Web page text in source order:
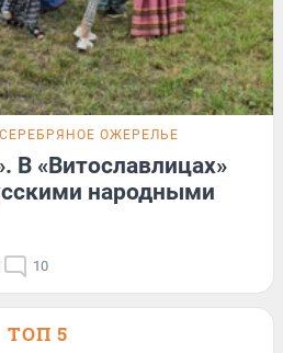
СЕРЕБРЯНОЕ ОЖЕРЕЛЬЕ
В «Витославлицах»
народными
10
ТОП 5